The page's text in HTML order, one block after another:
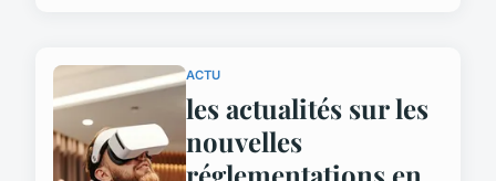
ACTU
les actualités sur les
nouvelles